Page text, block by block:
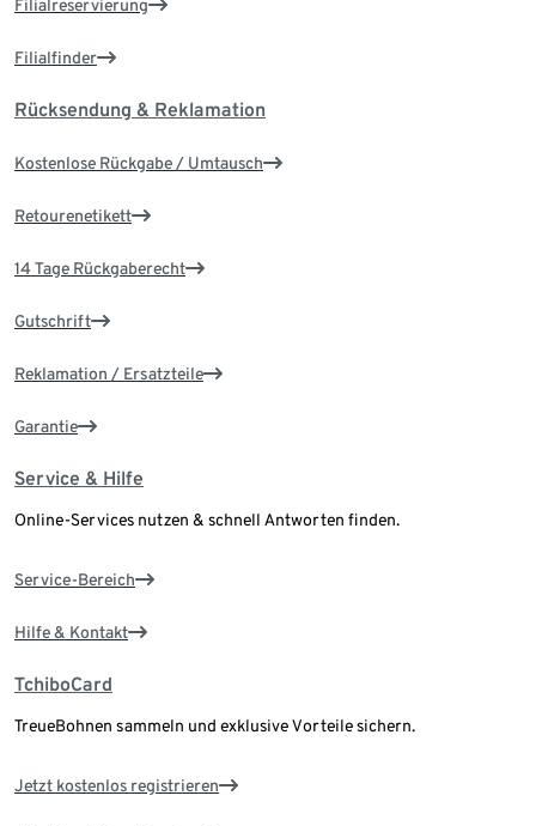
Filialreservierung
Filialfinder
Rücksendung & Reklamation
Kostenlose Rückgabe / Umtausch
Retourenetikett
14 Tage Rückgaberecht
Gutschrift
Reklamation / Ersatzteile
Garantie
Service & Hilfe
Online-Services nutzen & schnell Antworten finden.
Service-Bereich
Hilfe & Kontakt
TchiboCard
TreueBohnen sammeln und exklusive Vorteile sichern.
Jetzt kostenlos registrieren